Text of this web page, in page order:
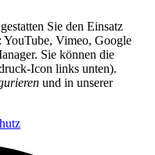
Sie den Einsatz
YouTube, Vimeo, Google
Sie können die
Icon links unten).
und in unserer